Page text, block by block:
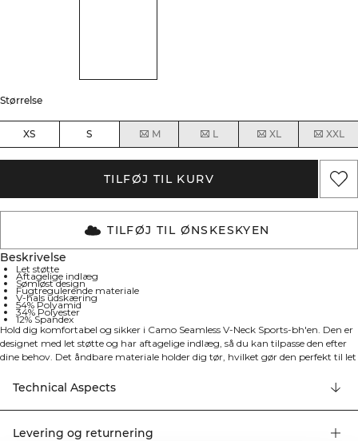
Størrelse
XS S M L XL XXL
TILFØJ TIL KURV
TILFØJ TIL ØNSKESKYEN
Beskrivelse
Let støtte
Aftagelige indlæg
Sømløst design
Fugtregulerende materiale
V-hals udskæring
54% Polyamid
34% Polyester
12% Spandex
Hold dig komfortabel og sikker i Camo Seamless V-Neck Sports-bh'en. Den er
designet med let støtte og har aftagelige indlæg, så du kan tilpasse den efter
dine behov. Det åndbare materiale holder dig tør, hvilket gør den perfekt til let
og V-hals udskæring sikrer både komfort og stil. 54% Polyamid, 34%
Polyester, 12% Elastan.
Technical Aspects
Levering og returnering